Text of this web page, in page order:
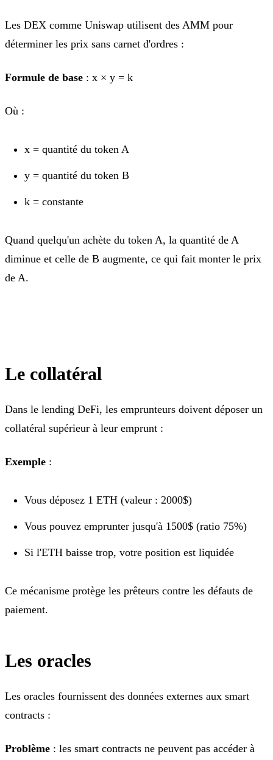
Les DEX comme Uniswap utilisent des AMM pour
déterminer les prix sans carnet d'ordres :
Formule de base : x × y = k
Où :
x = quantité du token A
y = quantité du token B
k = constante
Quand quelqu'un achète du token A, la quantité de A
diminue et celle de B augmente, ce qui fait monter le prix
de A.
Le collatéral
Dans le lending DeFi, les emprunteurs doivent déposer un
collatéral supérieur à leur emprunt :
Exemple :
Vous déposez 1 ETH (valeur : 2000$)
Vous pouvez emprunter jusqu'à 1500$ (ratio 75%)
Si l'ETH baisse trop, votre position est liquidée
Ce mécanisme protège les prêteurs contre les défauts de
paiement.
Les oracles
Les oracles fournissent des données externes aux smart
contracts :
Problème : les smart contracts ne peuvent pas accéder à